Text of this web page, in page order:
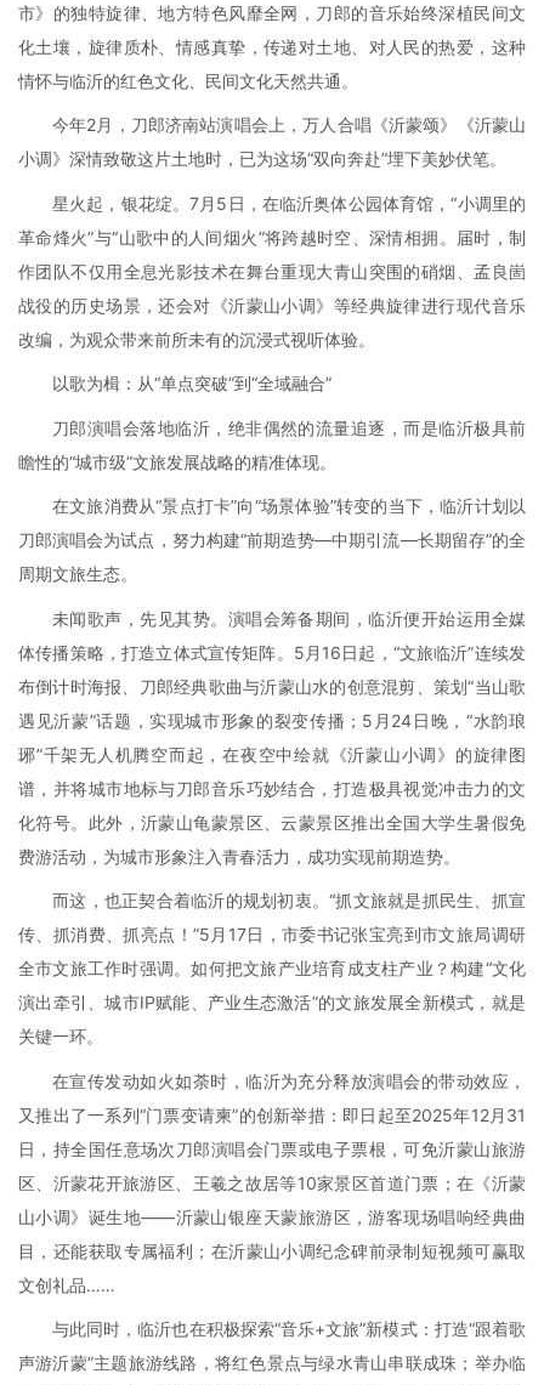
市》的独特旋律、地方特色风靡全网，刀郎的音乐始终深植民间文
化土壤，旋律质朴、情感真挚，传递对土地、对人民的热爱，这种
情怀与临沂的红色文化、民间文化天然共通。
今年2月，刀郎济南站演唱会上，万人合唱《沂蒙颂》《沂蒙山
小调》深情致敬这片土地时，已为这场“双向奔赴”埋下美妙伏笔。
星火起，银花绽。7月5日，在临沂奥体公园体育馆，“小调里的
革命烽火”与“山歌中的人间烟火”将跨越时空、深情相拥。届时，制
作团队不仅用全息光影技术在舞台重现大青山突围的硝烟、孟良崮
战役的历史场景，还会对《沂蒙山小调》等经典旋律进行现代音乐
改编，为观众带来前所未有的沉浸式视听体验。
以歌为楫：从“单点突破”到“全域融合”
刀郎演唱会落地临沂，绝非偶然的流量追逐，而是临沂极具前
瞻性的“城市级”文旅发展战略的精准体现。
在文旅消费从“景点打卡”向“场景体验”转变的当下，临沂计划以
刀郎演唱会为试点，努力构建“前期造势—中期引流—长期留存”的全
周期文旅生态。
未闻歌声，先见其势。演唱会筹备期间，临沂便开始运用全媒
体传播策略，打造立体式宣传矩阵。5月16日起，“文旅临沂”连续发
布倒计时海报、刀郎经典歌曲与沂蒙山水的创意混剪、策划“当山歌
遇见沂蒙”话题，实现城市形象的裂变传播；5月24日晚，“水韵琅
琊”千架无人机腾空而起，在夜空中绘就《沂蒙山小调》的旋律图
谱，并将城市地标与刀郎音乐巧妙结合，打造极具视觉冲击力的文
化符号。此外，沂蒙山龟蒙景区、云蒙景区推出全国大学生暑假免
费游活动，为城市形象注入青春活力，成功实现前期造势。
而这，也正契合着临沂的规划初衷。“抓文旅就是抓民生、抓宣
传、抓消费、抓亮点！”5月17日，市委书记张宝亮到市文旅局调研
全市文旅工作时强调。如何把文旅产业培育成支柱产业？构建“文化
演出牵引、城市IP赋能、产业生态激活”的文旅发展全新模式，就是
关键一环。
在宣传发动如火如荼时，临沂为充分释放演唱会的带动效应，
又推出了一系列“门票变请柬”的创新举措：即日起至2025年12月31
日，持全国任意场次刀郎演唱会门票或电子票根，可免沂蒙山旅游
区、沂蒙花开旅游区、王羲之故居等10家景区首道门票；在《沂蒙
山小调》诞生地——沂蒙山银座天蒙旅游区，游客现场唱响经典曲
目，还能获取专属福利；在沂蒙山小调纪念碑前录制短视频可赢取
文创礼品……
与此同时，临沂也在积极探索“音乐+文旅”新模式：打造“跟着歌
声游沂蒙”主题旅游线路，将红色景点与绿水青山串联成珠；举办临